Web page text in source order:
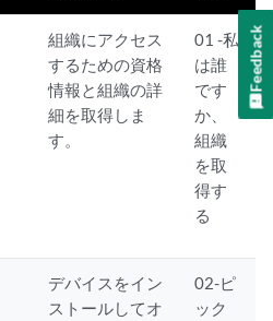
組織にアクセス
するための資格
情報と組織の詳
細を取得しま
す。
01 -私
は誰
です
か、
組織
を取
得す
る
デバイスをイン
ストールしてオ
02-ピ
ック
Feedback